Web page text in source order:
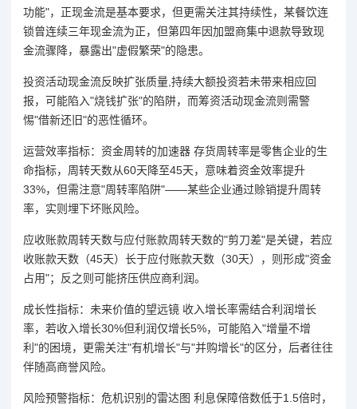
功能"，正现金流是基本要求，但更需关注其持续性，某餐饮连
锁曾连续三年现金流为正，但第四年因加盟商集中退款导致现
金流骤降，暴露出"虚假繁荣"的隐患。
投资活动现金流反映扩张质量,持续大额投资若未带来相应回
报，可能陷入"烧钱扩张"的陷阱，而筹资活动现金流则需警
惕"借新还旧"的恶性循环。
运营效率指标：资金周转的加速器 存货周转率是零售企业的生
命指标，周转天数从60天降至45天，意味着资金效率提升
33%，但需注意"周转率陷阱"——某些企业通过赊销提升周转
率，实则埋下坏账风险。
应收账款周转天数与应付账款周转天数的"剪刀差"是关键，若应
收账款天数（45天）长于应付账款天数（30天），则形成"资金
占用"；反之则可能挤压供应商利润。
成长性指标：未来价值的望远镜 收入增长率需结合利润增长
率，若收入增长30%但利润仅增长5%，可能陷入"增量不增
利"的困境，更需关注"有机增长"与"并购增长"的区分，后者往往
伴随高商誉风险。
风险预警指标：危机识别的雷达图 利息保障倍数低于1.5倍时，